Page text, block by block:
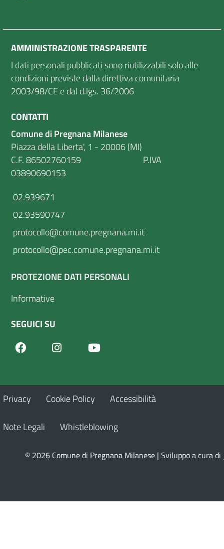
AMMINISTRAZIONE TRASPARENTE
I dati personali pubblicati sono riutilizzabili solo alle
condizioni previste dalla direttiva comunitaria
2003/98/CE e dal d.lgs. 36/2006
CONTATTI
Comune di Pregnana Milanese
Piazza della Liberta', 1 - 20006 (MI)
C.F. 86502760159 P.IVA
03890690153
02.939671
02.93590747
protocollo@comune.pregnana.mi.it
protocollo@pec.comune.pregnana.mi.it
PROTEZIONE DATI PERSONALI
Informative
SEGUICI SU
FacebookInstagram
Privacy Cookie Policy Accessibilità
Note Legali Whistleblowing
© 2026 Comune di Pregnana Milanese | Sviluppo a cura di